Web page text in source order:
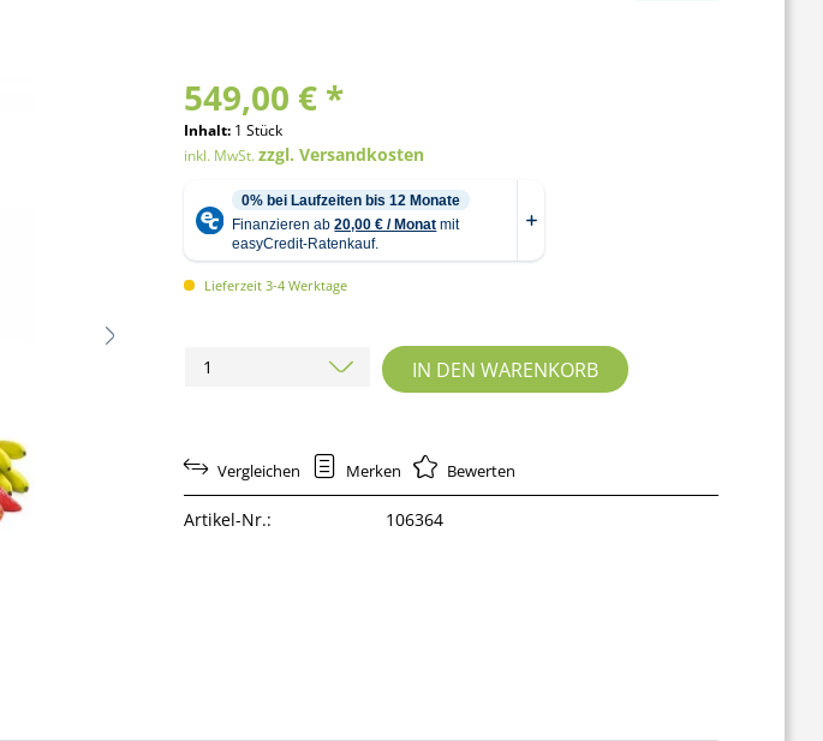
549,00 € *
Inhalt: 1 Stück
inkl. MwSt.zzgl. Versandkosten
Lieferzeit 3-4 Werktage
IN DEN WARENKORB
Vergleichen Merken Bewerten
Artikel-Nr.: 106364